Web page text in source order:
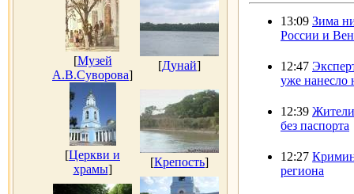
[Музей
А.В.Суворова]
[Дунай]
[Церкви и
храмы]
[Крепость]
13:09 Зима
России и
12:47
уже нанесло
12:39 Жители
без паспорта
12:27
региона